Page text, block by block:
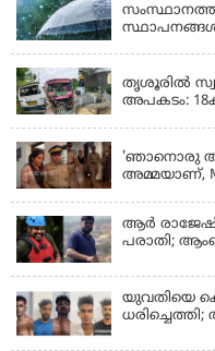
സംസ്ഥാനത്ത് 6
തൃശൂരിൽ
അപകടം:
'ഞാനൊരു
അമ്മയാണ്‌,
ആര്‍
പരാതി;
ഫ്രീസര്‍
യുവതിയെ